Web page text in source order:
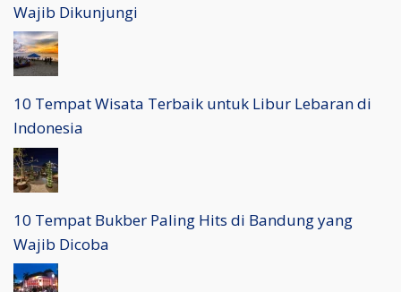
Wajib Dikunjungi
10 Tempat Wisata Terbaik untuk Libur Lebaran di
Indonesia
10 Tempat Bukber Paling Hits di Bandung yang
Wajib Dicoba